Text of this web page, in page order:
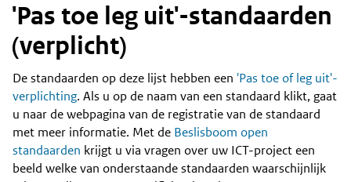
'Pas toe leg uit'-standaarden
(verplicht)
Content
De standaarden op deze lijst hebben een 'Pas toe of leg uit'-
verplichting. Als u op de naam van een standaard klikt, gaat
u naar de webpagina van de registratie van de standaard
met meer informatie. Met de Beslisboom open
standaarden krijgt u via vragen over uw ICT-project een
beeld welke van onderstaande standaarden waarschijnlijk